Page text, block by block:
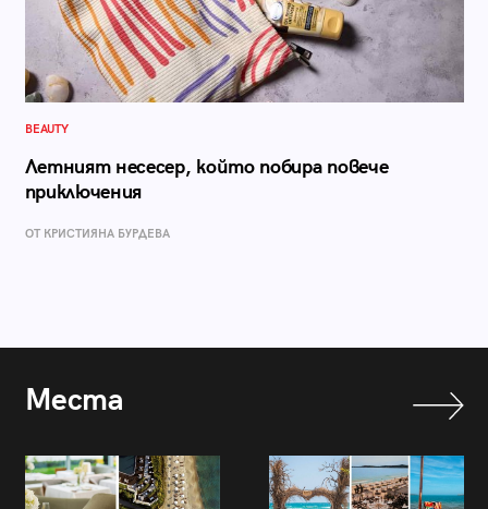
BEAUTY
Летният несесер, който побира повече
приключения
ОТ КРИСТИЯНА БУРДЕВА
Места